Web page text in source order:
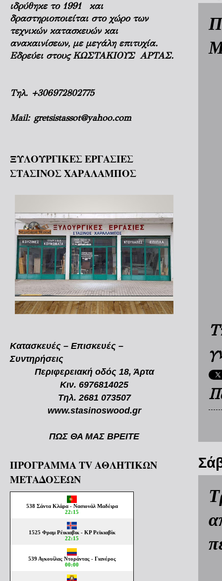
ιδρύθηκε το 1991 και
δραστηριοποιείται στο χώρο των
τεχνικών κατασκευών και
ανακαινίσεων, με μεγάλη επιτυχία.
Εδρεύει στους ΚΩΣΤΑΚΙΟΥΣ ΑΡΤΑΣ.
Τηλ. +306972802775
Mail: gretsistassot@yahoo.com
ΞΥΛΟΥΡΓΙΚΕΣ ΕΡΓΑΣΙΕΣ
ΣΤΑΣΙΝΟΣ ΧΑΡΑΛΑΜΠΟΣ
Κατασκευές – Επισκευές –
Συντηρήσεις
Περιφερειακή οδός 18, Άρτα
Κιν. 6976814025
Τηλ. 2681 073507
www.stasinoswood.gr
ΠΩΣ ΘΑ ΜΑΣ ΒΡΕΙΤΕ
ΠΡΟΓΡΑΜΜΑ TV ΑΘΛΗΤΙΚΩΝ
ΜΕΤΑΔΟΣΕΩΝ